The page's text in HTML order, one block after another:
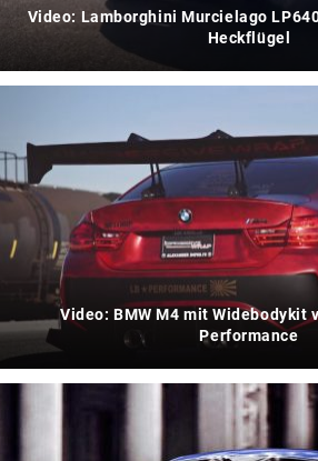
Video: Lamborghini Murcielago
Heckflügel
Video: BMW M4 mit Widebodykit
Performance